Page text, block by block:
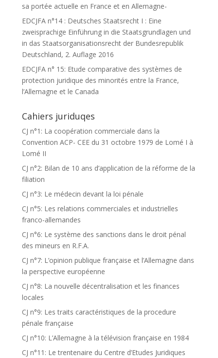
sa portée actuelle en France et en Allemagne-
EDCJFA n°14 : Deutsches Staatsrecht I : Eine
zweisprachige Einführung in die Staatsgrundlagen und
in das Staatsorganisationsrecht der Bundesrepublik
Deutschland, 2. Auflage 2016
EDCJFA n° 15: Etude comparative des systèmes de
protection juridique des minorités entre la France,
l’Allemagne et le Canada
Cahiers juriduqes
CJ n°1: La coopération commerciale dans la
Convention ACP- CEE du 31 octobre 1979 de Lomé I à
Lomé II
CJ n°2: Bilan de 10 ans d’application de la réforme de la
filiation
CJ n°3: Le médecin devant la loi pénale
CJ n°5: Les relations commerciales et industrielles
franco-allemandes
CJ n°6: Le système des sanctions dans le droit pénal
des mineurs en R.F.A.
CJ n°7: L’opinion publique française et l’Allemagne dans
la perspective européenne
CJ n°8: La nouvelle décentralisation et les finances
locales
CJ n°9: Les traits caractéristiques de la procedure
pénale française
CJ n°10: L’Allemagne à la télévision française en 1984
CJ n°11: Le trentenaire du Centre d’Etudes Juridiques